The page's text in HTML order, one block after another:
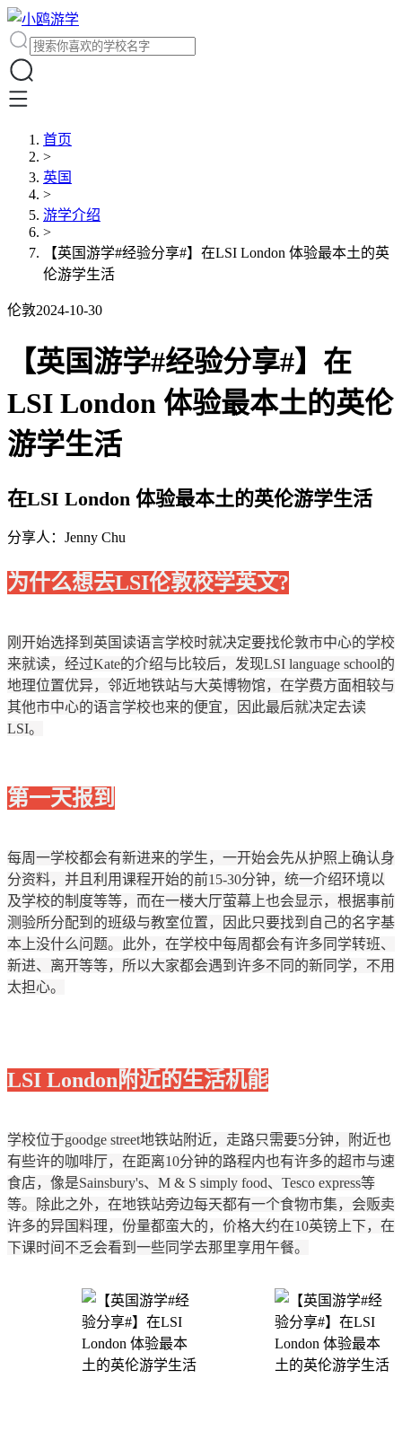
首页
>
英国
>
游学介绍
>
【英国游学#经验分享#】在LSI London 体验最本土的英
伦游学生活
伦敦2024-10-30
【英国游学#经验分享#】在
LSI London 体验最本土的英伦
游学生活
在LSI London 体验最本土的英伦游学生活
分享人：Jenny Chu
为什么想去LSI伦敦校学英文?
刚开始选择到英国读语言学校时就决定要找伦敦市中心的学校
来就读，经过Kate的介绍与比较后，发现LSI language school的
地理位置优异，邻近地铁站与大英博物馆，在学费方面相较与
其他市中心的语言学校也来的便宜，因此最后就决定去读
LSI。
第一天报到
每周一学校都会有新进来的学生，一开始会先从护照上确认身
分资料，并且利用课程开始的前15-30分钟，统一介绍环境以
及学校的制度等等，而在一楼大厅萤幕上也会显示，根据事前
测验所分配到的班级与教室位置，因此只要找到自己的名字基
本上没什么问题。此外，在学校中每周都会有许多同学转班、
新进、离开等等，所以大家都会遇到许多不同的新同学，不用
太担心。
LSI London附近的生活机能
学校位于goodge street地铁站附近，走路只需要5分钟，附近也
有些许的咖啡厅，在距离10分钟的路程内也有许多的超市与速
食店，像是Sainsbury's、M & S simply food、Tesco express等
等。除此之外，在地铁站旁边每天都有一个食物市集，会贩卖
许多的异国料理，份量都蛮大的，价格大约在10英镑上下，在
下课时间不乏会看到一些同学去那里享用午餐。